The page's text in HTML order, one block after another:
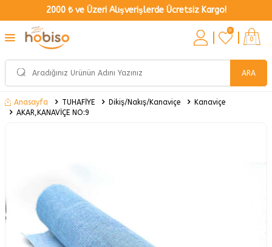
2000 ₺ ve Üzeri Alışverişlerde Ücretsiz Kargo!
ARA
0
0
Anasayfa TUHAFİYE Dikiş/Nakış/Kanaviçe
Kanaviçe
AKAR,KANAVİÇE NO:9